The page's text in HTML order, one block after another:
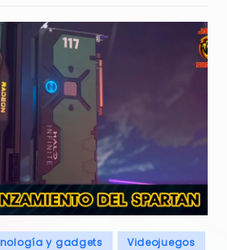
y gadgets Videojuegos